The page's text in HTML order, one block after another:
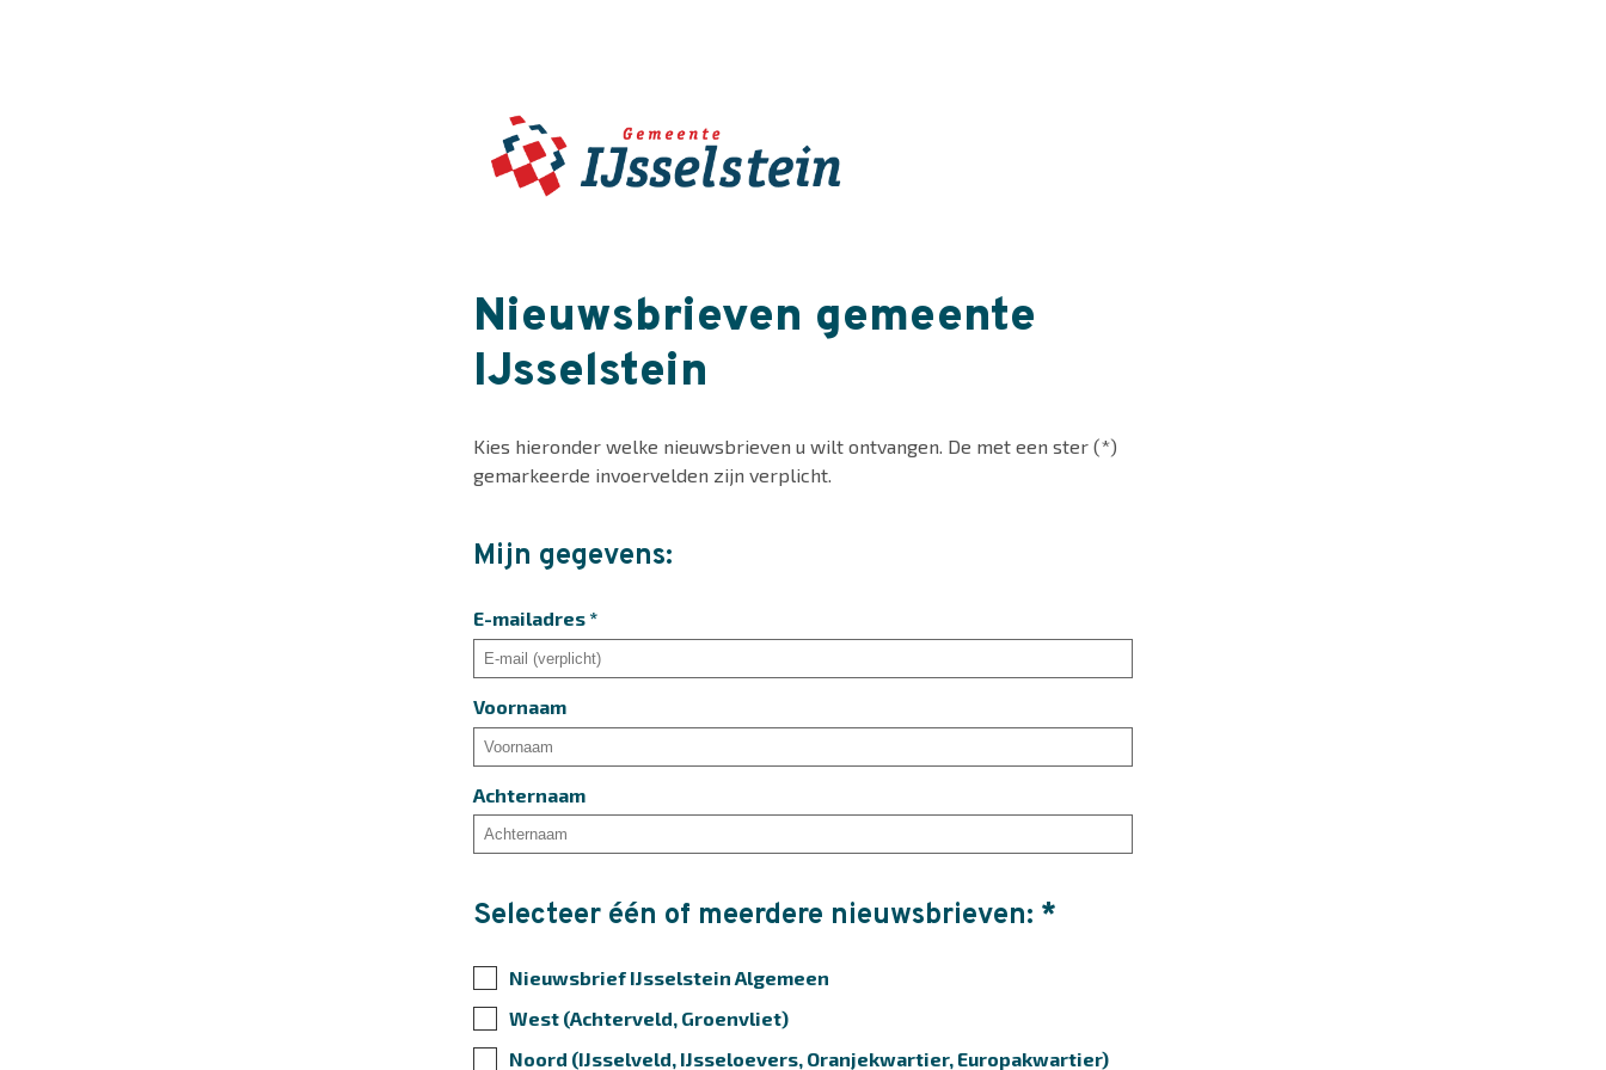
Nieuwsbrieven gemeente
IJsselstein
Kies hieronder welke nieuwsbrieven u wilt ontvangen. De met een ster (*)
gemarkeerde invoervelden zijn verplicht.
Mijn gegevens:
E-mailadres *
Voornaam
Achternaam
Selecteer één of meerdere nieuwsbrieven: *
Nieuwsbrief IJsselstein Algemeen
West (Achterveld, Groenvliet)
Noord (IJsselveld, IJsseloevers, Oranjekwartier, Europakwartier)